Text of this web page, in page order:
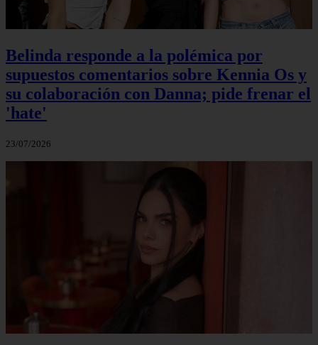
Belinda responde a la polémica por
supuestos comentarios sobre Kennia Os y
su colaboración con Danna; pide frenar el
'hate'
23/07/2026